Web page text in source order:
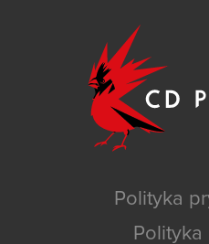
Polityka
Polityka